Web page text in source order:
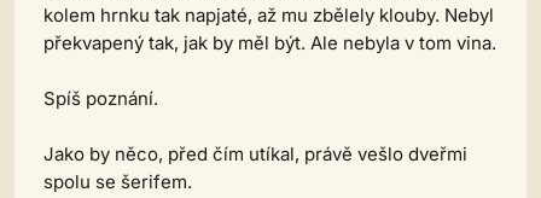
kolem hrnku tak napjaté, až mu zbělely klouby. Nebyl
překvapený tak, jak by měl být. Ale nebyla v tom vina.
Spíš poznání.
Jako by něco, před čím utíkal, právě vešlo dveřmi
spolu se šerifem.